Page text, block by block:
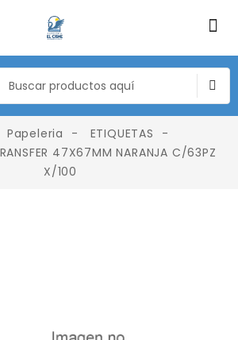
Papeleria
ETIQUETAS
47X67MM NARANJA C/63PZ
X/100